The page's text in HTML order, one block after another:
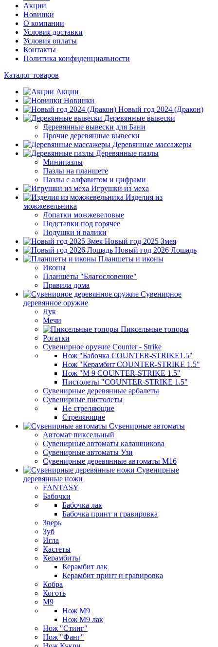
Акции
Новинки
О компании
Условия доставки
Условия оплаты
Контакты
Политика конфиденциальности
Каталог товаров
Акции
Новинки
Новый год 2024 (Дракон)
Деревянные вывески
Деревянные вывески для Бани
Прочие деревянные вывески
Деревянные массажеры
Деревянные пазлы
Минипазлы
Пазлы на планшете
Пазлы с алфавитом и цифрами
Игрушки из меха
Изделия из
можжевельника
Лопатки можжевеловые
Подставки под горячее
Подушки и валики
Новый год 2025 Змея
Новый год 2026 Лошадь
Планшеты и иконы
Иконы
Планшеты "Благословение"
Правила дома
Сувенирное
деревянное оружие
Лук
Мечи
Пиксельные топоры
Рогатки
Сувенирное оружие Counter - Strike
Нож "Бабочка COUNTER-STRIKE1.5"
Нож "Керамбит COUNTER-STRIKE 1.5"
Нож "М 9 COUNTER-STRIKE 1.5"
Пистолеты "COUNTER-STRIKE 1.5"
Сувенирные деревянные арбалеты
Сувенирные пистолеты
Не стреляющие
Стреляющие
Сувенирные автоматы
Автомат пиксельный
Сувенирные автоматы калашникова
Сувенирные автоматы Узи
Сувенирные деревянные автоматы М16
Сувенирные
деревянные ножи
FANTASY
Бабочки
Бабочка лак
Бабочка принт и гравировка
Зверь
Зуб
Игла
Кастеты
Керамбиты
Керамбит лак
Керамбит принт и гравировка
Кобра
Коготь
М9
Нож М9
Нож М9 лак
Нож "Стинг"
Нож "Фанг"